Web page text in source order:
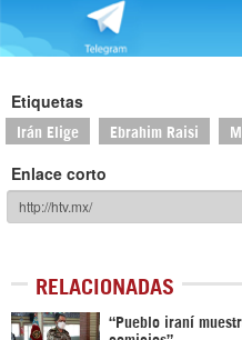
Etiquetas
Irán Elige Ebrahim Raisi
Enlace corto
RELACIONADAS
“Pueblo iraní
comicios”